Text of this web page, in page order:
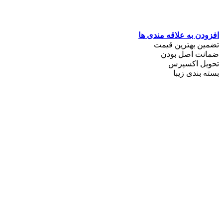
افزودن به علاقه مندی ها
تضمین بهترین قیمت
ضمانت اصل بودن
تحویل اکسپرس
بسته بندی زیبا